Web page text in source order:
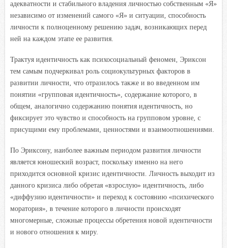
адекватности и стабильного владения личностью собственным «Я»
независимо от изменений самого «Я» и ситуации, способность
личности к полноценному решению задач, возникающих перед
ней на каждом этапе ее развития.
Трактуя идентичность как психосоциальный феномен, Эриксон
тем самым подчеркивал роль социокультурных факторов в
развитии личности, что отразилось также и во введенном им
понятии «групповая идентичность», содержание которого, в
общем, аналогично содержанию понятия идентичность, но
фиксирует это чувство и способность на групповом уровне, с
присущими ему проблемами, ценностями и взаимоотношениями.
По Эриксону, наиболее важным периодом развития личности
является юношеский возраст, поскольку именно на него
приходится основной кризис идентичности. Личность выходит из
данного кризиса либо обретая «взрослую» идентичность, либо
«диффузию идентичности» и переход к состоянию «психического
моратория», в течение которого в личности происходят
многомерные, сложные процессы обретения новой идентичности
и нового отношения к миру.